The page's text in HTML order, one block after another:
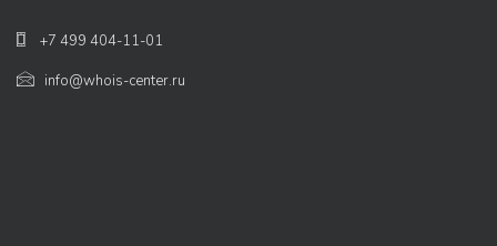
+7 499 404-11-01
info@whois-center.ru